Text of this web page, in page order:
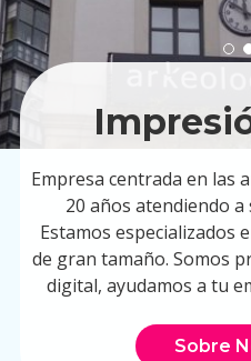
Empresa centrada en las
20 años atendiendo
Estamos especializados
de gran tamaño. Somos
digital, ayudamos a tu
Sobre